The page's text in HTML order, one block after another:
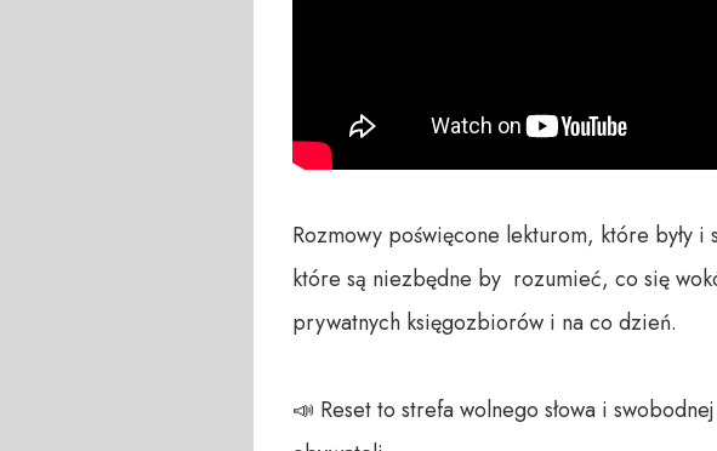
Rozmowy poświęcone lekturom, które były
które są niezbędne by  rozumieć, co się
prywatnych księgozbiorów i na co dzień.
📣 Reset to strefa wolnego słowa i